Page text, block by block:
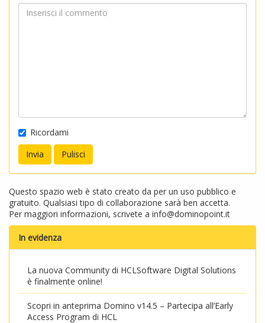
Ricordami
Questo spazio web è stato creato da per un uso pubblico e
gratuito. Qualsiasi tipo di collaborazione sarà ben accetta.
Per maggiori informazioni, scrivete a info@dominopoint.it
In evidenza
La nuova Community di HCLSoftware Digital Solutions
è finalmente online!
Scopri in anteprima Domino v14.5 – Partecipa all’Early
Access Program di HCL